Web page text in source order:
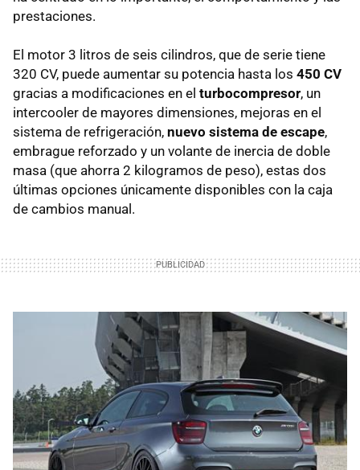
prestaciones.
El motor 3 litros de seis cilindros, que de serie tiene
320 CV, puede aumentar su potencia hasta los 450 CV
gracias a modificaciones en el turbocompresor, un
intercooler de mayores dimensiones, mejoras en el
sistema de refrigeración, nuevo sistema de escape,
embrague reforzado y un volante de inercia de doble
masa (que ahorra 2 kilogramos de peso), estas dos
últimas opciones únicamente disponibles con la caja
de cambios manual.